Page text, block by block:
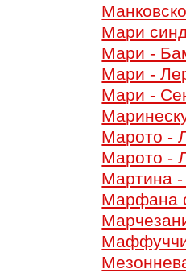
Мари
Мари -
Мари -
Мари -
Марото -
Марото -
Мартина
Марфана